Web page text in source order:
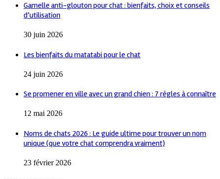
Gamelle anti-glouton pour chat : bienfaits, choix et conseils
d’utilisation
30 juin 2026
Les bienfaits du matatabi pour le chat
24 juin 2026
Se promener en ville avec un grand chien : 7 règles à connaître
12 mai 2026
Noms de chats 2026 : Le guide ultime pour trouver un nom
unique (que votre chat comprendra vraiment)
23 février 2026